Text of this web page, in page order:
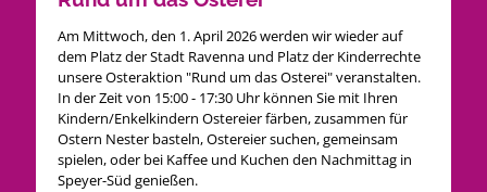
Am Mittwoch, den 1. April 2026 werden wir wieder auf
dem Platz der Stadt Ravenna und Platz der Kinderrechte
unsere Osteraktion "Rund um das Osterei" veranstalten.
In der Zeit von 15:00 - 17:30 Uhr können Sie mit Ihren
Kindern/Enkelkindern Ostereier färben, zusammen für
Ostern Nester basteln, Ostereier suchen, gemeinsam
spielen, oder bei Kaffee und Kuchen den Nachmittag in
Speyer-Süd genießen.